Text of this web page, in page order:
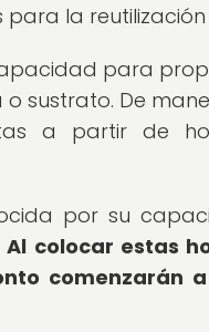
la
para
sustrato. De
a partir de
por su
Al colocar estas
comenzarán